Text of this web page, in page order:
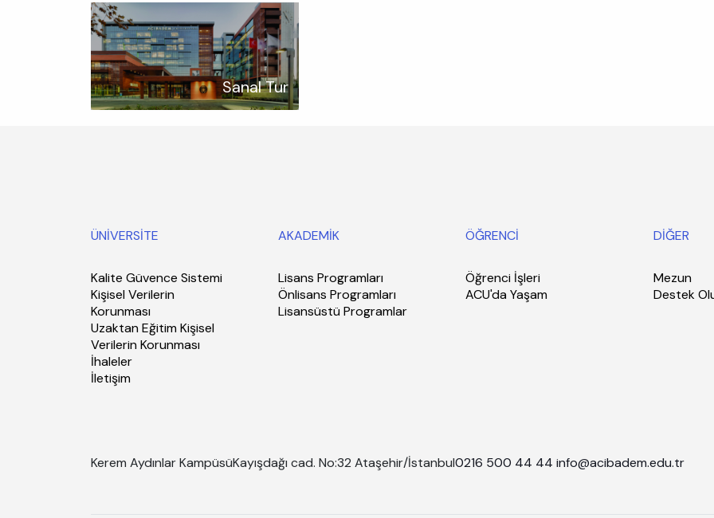
Sanal Tur
ÜNİVERSİTE
Kalite Güvence Sistemi
Kişisel Verilerin
Korunması
Uzaktan Eğitim Kişisel
Verilerin Korunması
İhaleler
İletişim
AKADEMİK
Lisans Programları
Önlisans Programları
Lisansüstü Programlar
ÖĞRENCİ
Öğrenci İşleri
ACU'da Yaşam
DİĞER
Mezun
Destek
Kerem Aydınlar KampüsüKayışdağı cad. No:32 Ataşehir/İstanbul0216 500 44 44 info@acibadem.edu.tr